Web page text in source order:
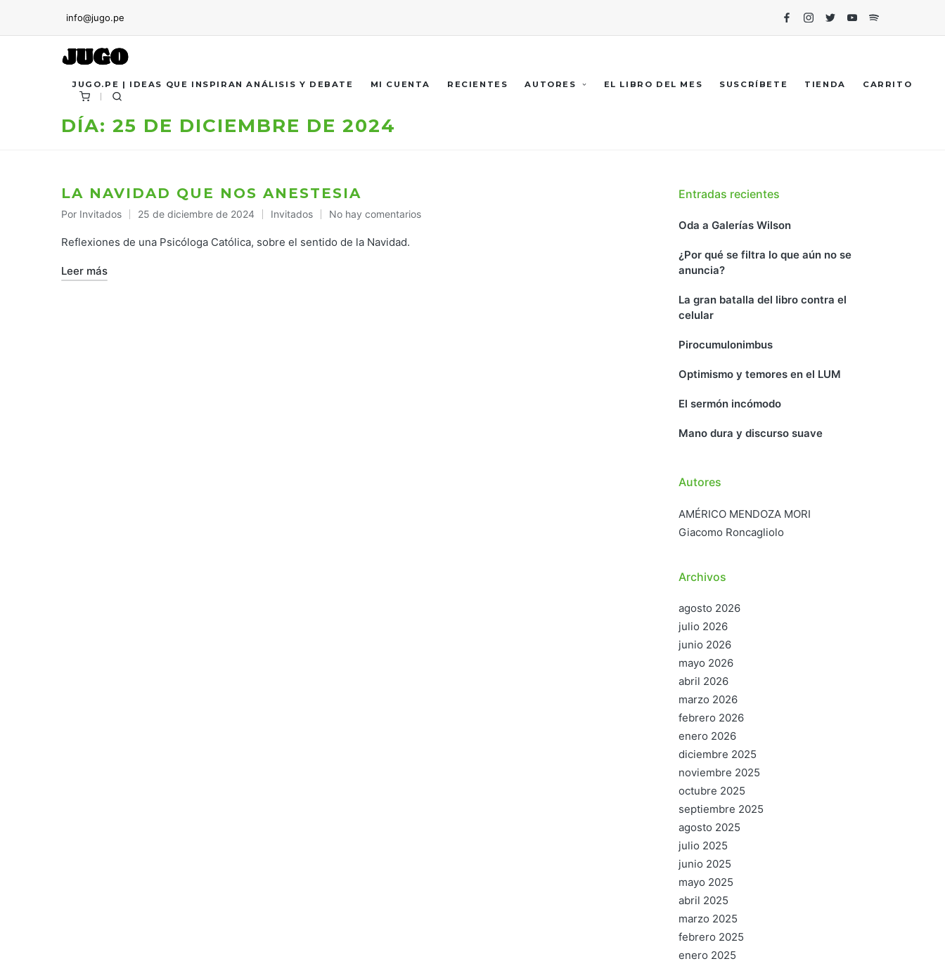
info@jugo.pe
FacebookInstagram
TwitterYoutubeSpotify
JUGO.PE | IDEAS QUE INSPIRAN ANÁLISIS Y DEBATE MI CUENTA RECIENTES AUTORES EL LIBRO DEL MES SUSCRÍBETE TIENDA CARRITO
DÍA: 25 DE DICIEMBRE DE 2024
LA NAVIDAD QUE NOS ANESTESIA
Publicado
por
Por Invitados 25 de diciembre de 2024
Publicado
en
Invitados No hay comentarios
Reflexiones de una Psicóloga Católica, sobre el sentido de la Navidad.
Leer más
Entradas recientes
Oda a Galerías Wilson
¿Por qué se filtra lo que aún no se
anuncia?
La gran batalla del libro contra el
celular
Pirocumulonimbus
Optimismo y temores en el LUM
El sermón incómodo
Mano dura y discurso suave
Autores
AMÉRICO MENDOZA MORI
Giacomo Roncagliolo
Archivos
agosto 2026
julio 2026
junio 2026
mayo 2026
abril 2026
marzo 2026
febrero 2026
enero 2026
diciembre 2025
noviembre 2025
octubre 2025
septiembre 2025
agosto 2025
julio 2025
junio 2025
mayo 2025
abril 2025
marzo 2025
febrero 2025
enero 2025